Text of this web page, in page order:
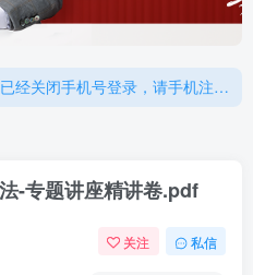
重要通知：因网站调整，现已经关闭手机号登录，请手机注册用户及时添加客服微信（微信号：dykz180），客服会协助将登陆方式更改为邮箱登录！
重要通知：因网站调整，现已经关闭手机号登录，请手机注册用户及时添加客服微信（微信号：dykz180），客服会协助将登陆方式更改为邮箱登录！
-专题讲座精讲卷.pdf
关注 私信